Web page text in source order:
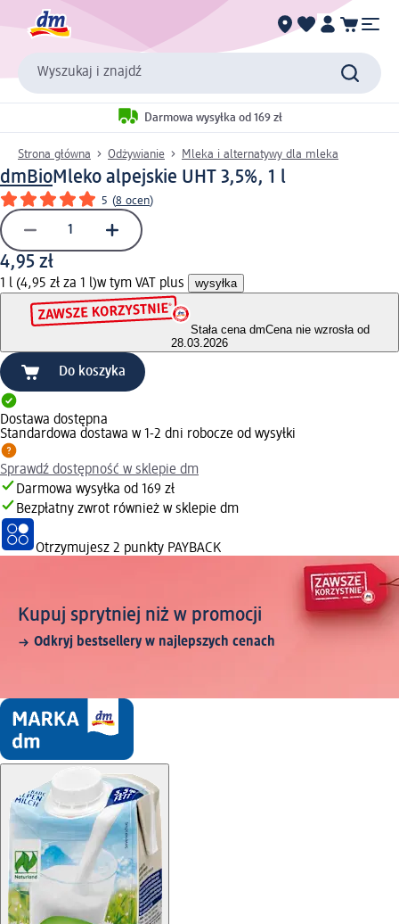
Wyszukaj i znajdź
Darmowa wysyłka od 169 zł
Strona główna Odżywianie Mleka i alternatywy dla mleka
dmBioMleko alpejskie UHT 3,5%, 1 l
5 (8 ocen)
4,95 zł
1 l (4,95 zł za 1 l)w tym VAT plus wysyłka
Stała cena dmCena nie wzrosła od
28.03.2026
Do koszyka
Dostawa dostępna
Standardowa dostawa w 1-2 dni robocze od wysyłki
Sprawdź dostępność w sklepie dm
Darmowa wysyłka od 169 zł
Bezpłatny zwrot również w sklepie dm
Otrzymujesz 2 punkty PAYBACK
Kupuj sprytniej niż w promocji
Odkryj bestsellery w najlepszych cenach